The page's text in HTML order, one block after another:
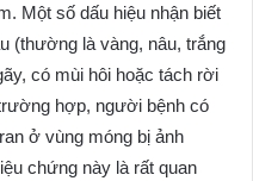
Một số dấu hiệu nhận biết
(thường là vàng, nâu, trắng
có mùi hôi hoặc tách rời
hợp, người bệnh có
ở vùng móng bị ảnh
chứng này là rất quan